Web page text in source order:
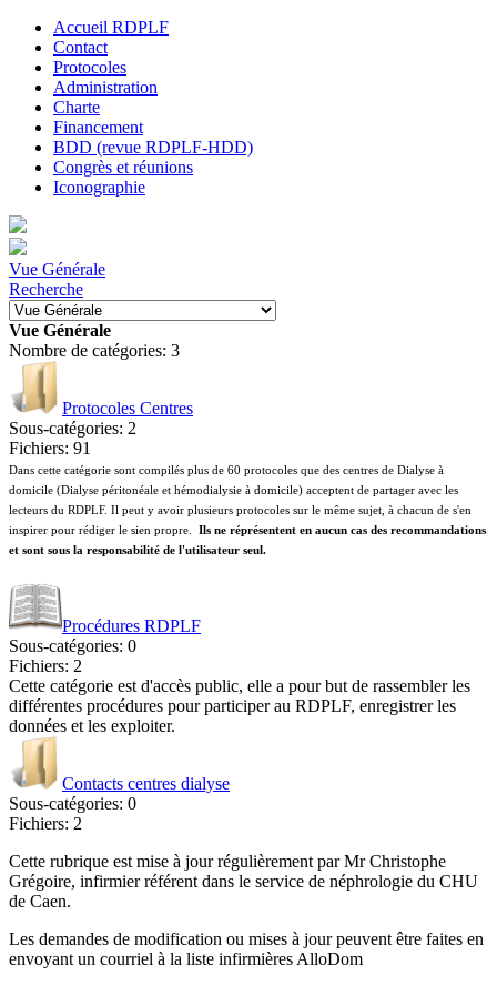
Accueil RDPLF
Contact
Protocoles
Administration
Charte
Financement
BDD (revue RDPLF-HDD)
Congrès et réunions
Iconographie
Vue Générale
Recherche
Vue Générale
Nombre de catégories: 3
Protocoles Centres
Sous-catégories: 2
Fichiers: 91
Dans cette catégorie sont compilés plus de 60 protocoles que des centres de Dialyse à
domicile (Dialyse péritonéale et hémodialysie à domicile) acceptent de partager avec les
lecteurs du RDPLF. Il peut y avoir plusieurs protocoles sur le même sujet, à chacun de s'en
inspirer pour rédiger le sien propre. Ils ne réprésentent en aucun cas des recommandations
et sont sous la responsabilité de l'utilisateur seul.
Procédures RDPLF
Sous-catégories: 0
Fichiers: 2
Cette catégorie est d'accès public, elle a pour but de rassembler les
différentes procédures pour participer au RDPLF, enregistrer les
données et les exploiter.
Contacts centres dialyse
Sous-catégories: 0
Fichiers: 2
Cette rubrique est mise à jour régulièrement par Mr Christophe
Grégoire, infirmier référent dans le service de néphrologie du CHU
de Caen.
Les demandes de modification ou mises à jour peuvent être faites en
envoyant un courriel à la liste infirmières AlloDom